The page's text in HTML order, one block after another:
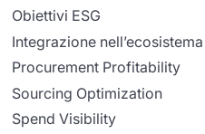
Obiettivi ESG
Integrazione
Procurement Profitability
Sourcing Optimization
Spend Visibility